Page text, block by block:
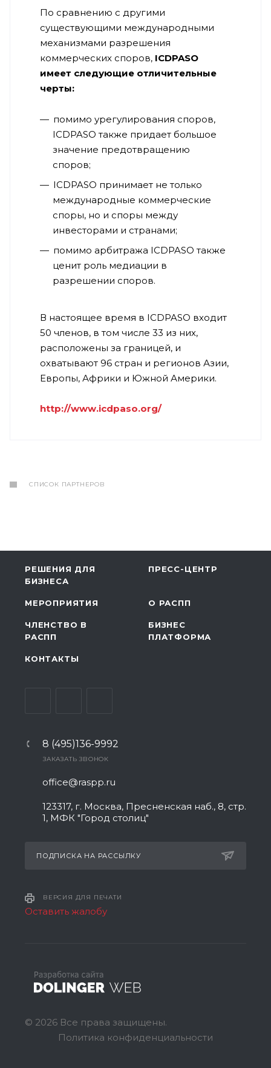
По сравнению с другими
существующими международными
механизмами разрешения
коммерческих споров, ICDPASO
имеет следующие отличительные
черты:
помимо урегулирования споров,
ICDPASO также придает большое
значение предотвращению
споров;
ICDPASO принимает не только
международные коммерческие
споры, но и споры между
инвесторами и странами;
помимо арбитража ICDPASO также
ценит роль медиации в
разрешении споров.
В настоящее время в ICDPASO входит
50 членов, в том числе 33 из них,
расположены за границей, и
охватывают 96 стран и регионов Азии,
Европы, Африки и Южной Америки.
http://www.icdpaso.org/
СПИСОК ПАРТНЕРОВ
РЕШЕНИЯ ДЛЯ
БИЗНЕСА
ПРЕСС-ЦЕНТР
МЕРОПРИЯТИЯ О РАСПП
ЧЛЕНСТВО В
РАСПП
БИЗНЕС
ПЛАТФОРМА
КОНТАКТЫ
8 (495)136-9992
ЗАКАЗАТЬ ЗВОНОК
office@raspp.ru
123317, г. Москва, Пресненская наб., 8, стр.
1, МФК "Город столиц"
ПОДПИСКА НА РАССЫЛКУ
ВЕРСИЯ ДЛЯ ПЕЧАТИ
Оставить жалобу
© 2026 Все права защищены.
Политика конфиденциальности